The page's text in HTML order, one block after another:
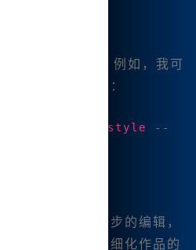
一些高级选项。例如，我可
风格或设置细部：
in fantasy style --
还允许进行进一步的编辑，
等。这对于希望细化作品的